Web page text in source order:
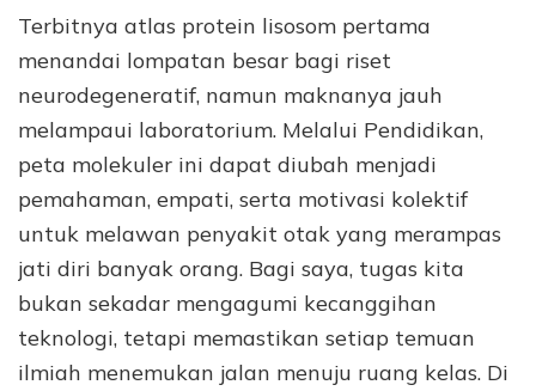
Terbitnya atlas protein lisosom pertama
menandai lompatan besar bagi riset
neurodegeneratif, namun maknanya jauh
melampaui laboratorium. Melalui Pendidikan,
peta molekuler ini dapat diubah menjadi
pemahaman, empati, serta motivasi kolektif
untuk melawan penyakit otak yang merampas
jati diri banyak orang. Bagi saya, tugas kita
bukan sekadar mengagumi kecanggihan
teknologi, tetapi memastikan setiap temuan
ilmiah menemukan jalan menuju ruang kelas. Di